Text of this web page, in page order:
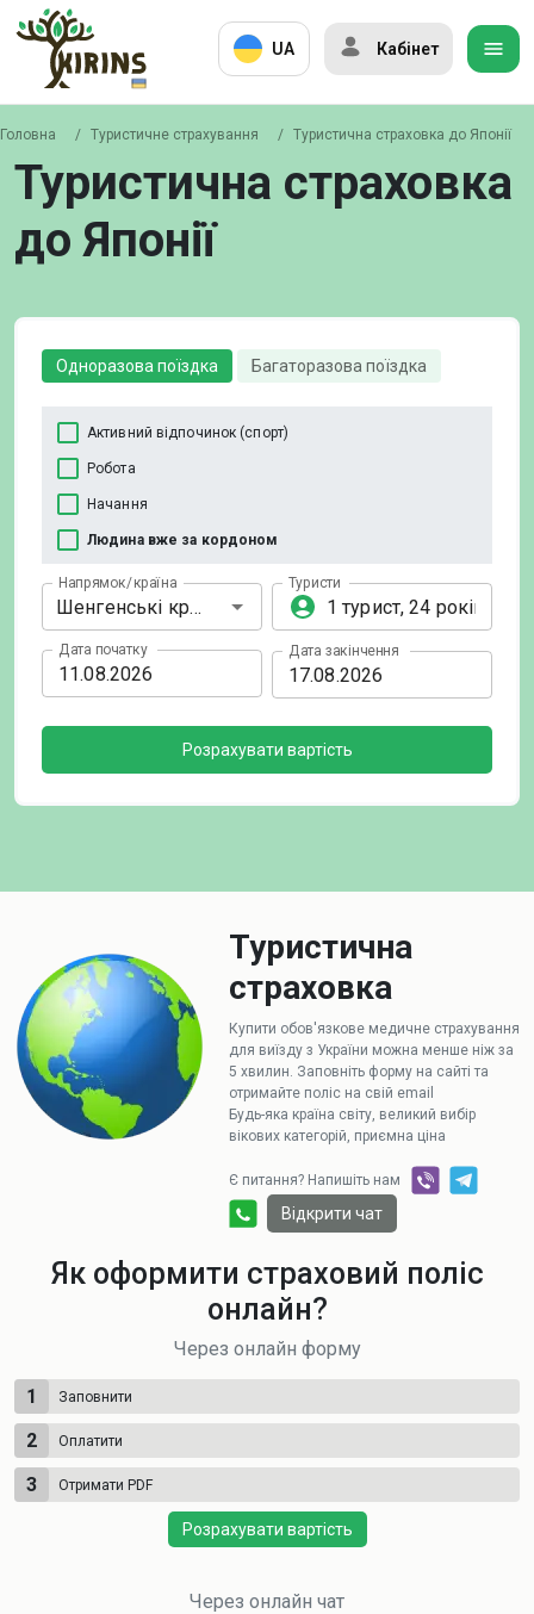
UA Кабінет
Головна / Туристичне страхування / Туристична страховка до Японії
Туристична страховка
до Японії
Одноразова поїздка Багаторазова поїздка
Активний відпочинок (спорт)
Робота
Начання
Людина вже за кордоном
Напрямок/країна Туристи
Дата початку Дата закінчення
Розрахувати вартість
Туристична
страховка
Купити обов'язкове медичне страхування
для виїзду з України можна менше ніж за
5 хвилин. Заповніть форму на сайті та
отримайте поліс на свій email
Будь-яка країна світу, великий вибір
вікових категорій, приємна ціна
Є питання? Напишіть нам
Відкрити чат
Як оформити страховий поліс
онлайн?
Через онлайн форму
1 Заповнити
2 Оплатити
3 Отримати PDF
Розрахувати вартість
Через онлайн чат